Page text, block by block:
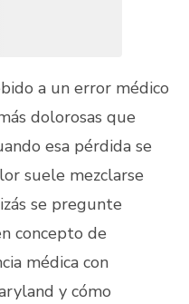
a un error médico
dolorosas que
esa pérdida se
suele mezclarse
se pregunte
concepto de
médica con
y cómo